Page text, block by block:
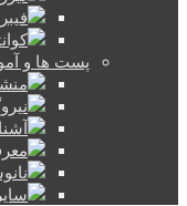
پست ها و